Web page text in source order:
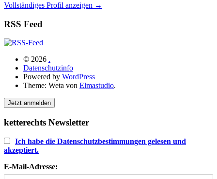
Vollständiges Profil anzeigen →
RSS Feed
© 2026 .
Datenschutzinfo
Powered by WordPress
Theme: Weta von Elmastudio.
Jetzt anmelden
ketterechts Newsletter
Ich habe die Datenschutzbestimmungen gelesen und
akzeptiert.
E-Mail-Adresse: